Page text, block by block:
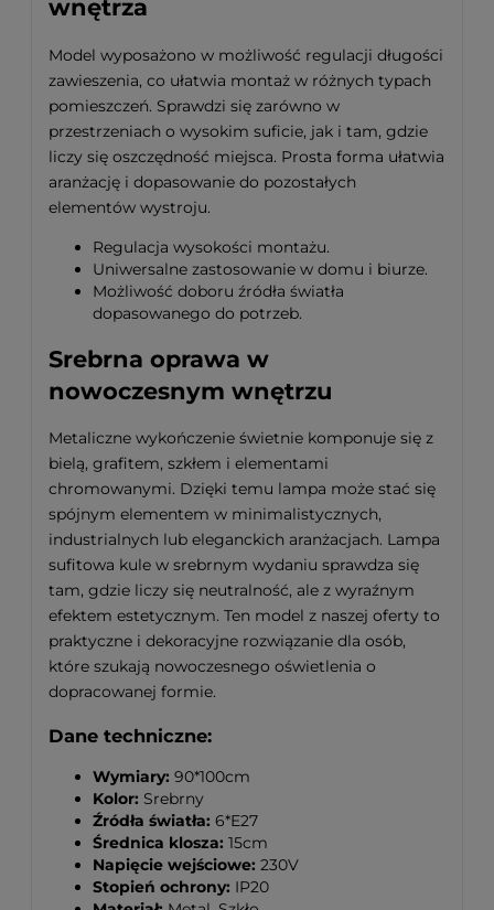
wnętrza
Model wyposażono w możliwość regulacji długości
zawieszenia, co ułatwia montaż w różnych typach
pomieszczeń. Sprawdzi się zarówno w
przestrzeniach o wysokim suficie, jak i tam, gdzie
liczy się oszczędność miejsca. Prosta forma ułatwia
aranżację i dopasowanie do pozostałych
elementów wystroju.
Regulacja wysokości montażu.
Uniwersalne zastosowanie w domu i biurze.
Możliwość doboru źródła światła
dopasowanego do potrzeb.
Srebrna oprawa w
nowoczesnym wnętrzu
Metaliczne wykończenie świetnie komponuje się z
bielą, grafitem, szkłem i elementami
chromowanymi. Dzięki temu lampa może stać się
spójnym elementem w minimalistycznych,
industrialnych lub eleganckich aranżacjach. Lampa
sufitowa kule w srebrnym wydaniu sprawdza się
tam, gdzie liczy się neutralność, ale z wyraźnym
efektem estetycznym. Ten model z naszej oferty to
praktyczne i dekoracyjne rozwiązanie dla osób,
które szukają nowoczesnego oświetlenia o
dopracowanej formie.
Dane techniczne:
Wymiary: 90*100cm
Kolor: Srebrny
Źródła światła: 6*E27
Średnica klosza: 15cm
Napięcie wejściowe: 230V
Stopień ochrony: IP20